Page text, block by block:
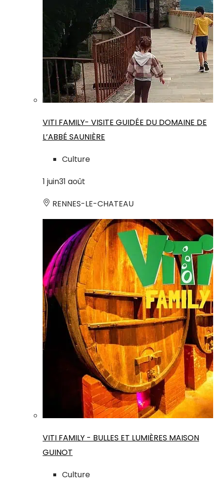
VITI FAMILY- VISITE GUIDÉE DU DOMAINE DE
L’ABBÉ SAUNIÈRE
Culture
1 juin31 août
RENNES-LE-CHATEAU
VITI FAMILY - BULLES ET LUMIÈRES MAISON
GUINOT
Culture